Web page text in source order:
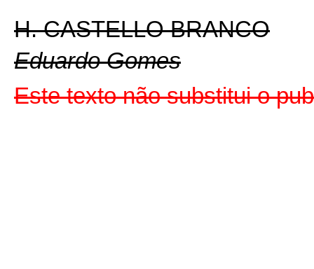
H. CASTELLO BRANCO
Eduardo Gomes
Este texto não substitui o